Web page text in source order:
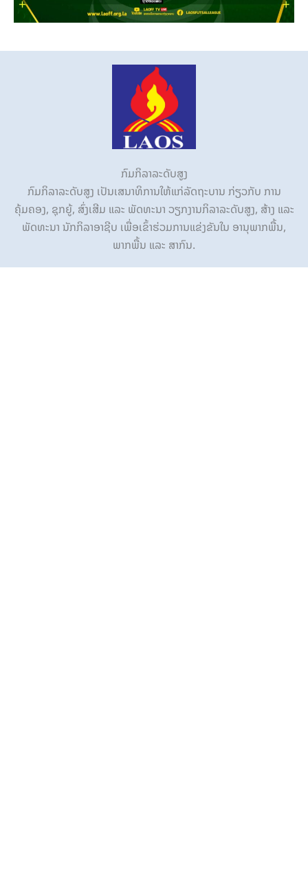
ກົມກິລາລະດັບສູງ
ກົມກິລາລະດັບສູງ ເປັນເສນາທິການໃຫ້ແກ່ລັດຖະບານ ກ່ຽວກັບ ການ
ຄຸ້ມຄອງ, ຊຸກຍູ້, ສົ່ງເສີມ ແລະ ພັດທະນາ ວຽກງານກິລາລະດັບສູງ, ສ້າງ ແລະ
ພັດທະນາ ນັກກິລາອາຊີບ ເພື່ອເຂົ້າຮ່ວມການແຂ່ງຂັນໃນ ອານຸພາກພື້ນ,
ພາກພື້ນ ແລະ ສາກົນ.